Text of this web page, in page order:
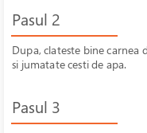
Pasul 2
Dupa, clateste bine
si jumatate cesti de apa.
Pasul 3